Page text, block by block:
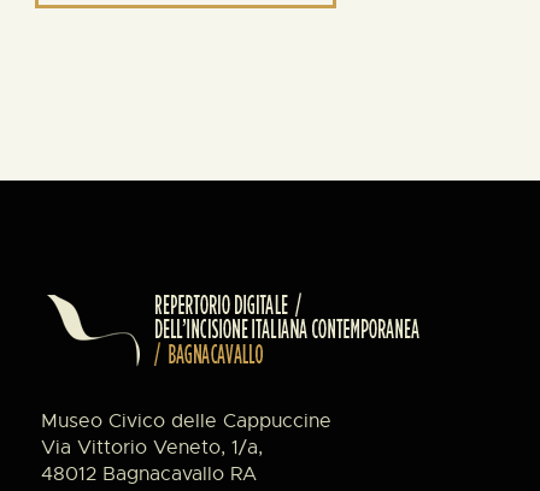
Museo Civico delle Cappuccine
Via Vittorio Veneto, 1/a,
48012 Bagnacavallo RA